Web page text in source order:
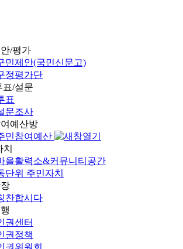
/평가
민제안(국민신문고)
정평가단
표/설문
표
문조사
예산방
민참여예산
을활력소&커뮤니티공간
단위 주민자치
찬합시다
권센터
권정책
권위원회